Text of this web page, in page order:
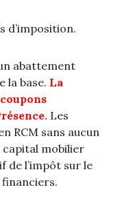
d’imposition.
abattement
la base. La
Les
RCM sans aucun
capital mobilier
de l’impôt sur le